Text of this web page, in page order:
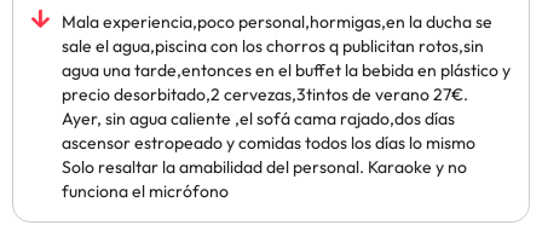
Mala experiencia,poco personal,hormigas,en la ducha se
sale el agua,piscina con los chorros q publicitan rotos,sin
agua una tarde,entonces en el buffet la bebida en plástico y
precio desorbitado,2 cervezas,3tintos de verano 27€.
Ayer, sin agua caliente ,el sofá cama rajado,dos días
ascensor estropeado y comidas todos los días lo mismo
Solo resaltar la amabilidad del personal. Karaoke y no
funciona el micrófono